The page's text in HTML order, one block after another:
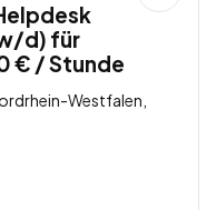
d) für
€ / Stunde
Westfalen,